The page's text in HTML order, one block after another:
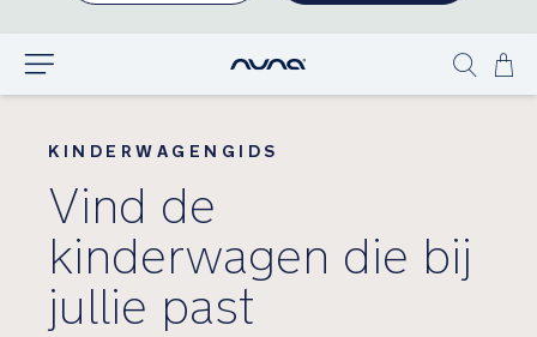
Ga
Show
KINDERWAGENGIDS
Vind de
kinderwagen die bij
jullie past